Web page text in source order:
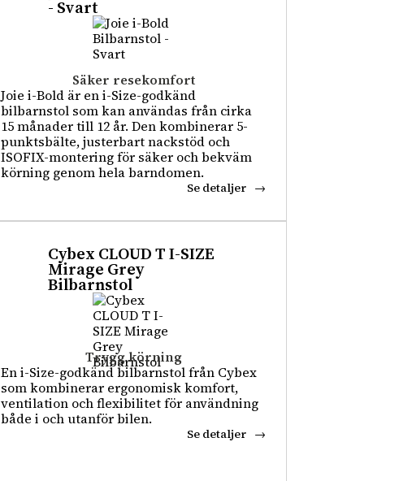
Säker resekomfort
- Svart
Joie i-Bold är en i-Size-godkänd
bilbarnstol som kan användas från cirka
15 månader till 12 år. Den kombinerar 5-
punktsbälte, justerbart nackstöd och
ISOFIX-montering för säker och bekväm
körning genom hela barndomen.
Se detaljer
Trygg körning
Cybex CLOUD T I-SIZE
Mirage Grey
Bilbarnstol
En i-Size-godkänd bilbarnstol från Cybex
som kombinerar ergonomisk komfort,
ventilation och flexibilitet för användning
både i och utanför bilen.
Se detaljer